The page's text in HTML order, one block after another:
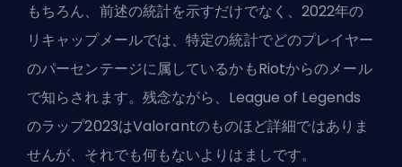
もちろん、前述の統計を示すだけでなく、2022年の
リキャップメールでは、特定の統計でどのプレイヤー
のパーセンテージに属しているかもRiotからのメール
で知らされます。残念ながら、League of Legends
のラップ2023はValorantのものほど詳細ではありま
せんが、それでも何もないよりはましです。